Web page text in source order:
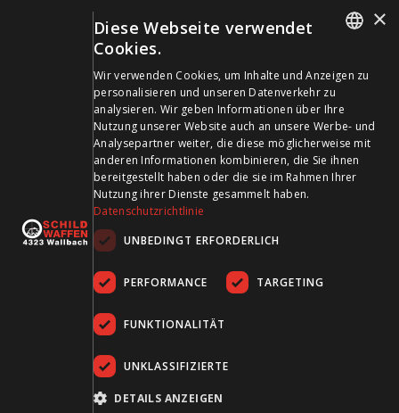
info@schildwaffen.ch
Zahlungsmittel
Besuchen Sie uns in den Sozialen Medien und bleiben Sie
auf dem Laufenden!
FRENCH
×
Diese Webseite verwendet
Cookies.
Wir verwenden Cookies, um Inhalte und Anzeigen zu
personalisieren und unseren Datenverkehr zu
analysieren. Wir geben Informationen über Ihre
Nutzung unserer Website auch an unsere Werbe- und
Analysepartner weiter, die diese möglicherweise mit
anderen Informationen kombinieren, die Sie ihnen
bereitgestellt haben oder die sie im Rahmen Ihrer
Nutzung ihrer Dienste gesammelt haben.
Datenschutzrichtlinie
UNBEDINGT ERFORDERLICH
PERFORMANCE TARGETING
FUNKTIONALITÄT
UNKLASSIFIZIERTE
DETAILS ANZEIGEN